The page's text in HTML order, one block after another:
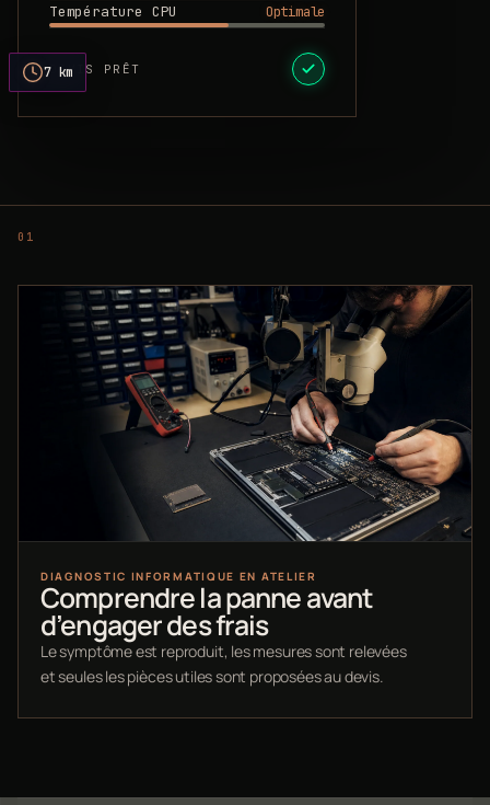
Température CPU
Optimale
DEVIS PRÊT
7 km
DIAGNOSTIC INFORMATIQUE EN ATELIER
Comprendre la panne avant
d’engager des frais
Le symptôme est reproduit, les mesures sont relevées
et seules les pièces utiles sont proposées au devis.